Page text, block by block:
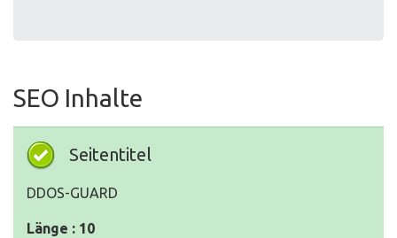
SEO Inhalte
Seitentitel
DDOS-GUARD
Länge : 10